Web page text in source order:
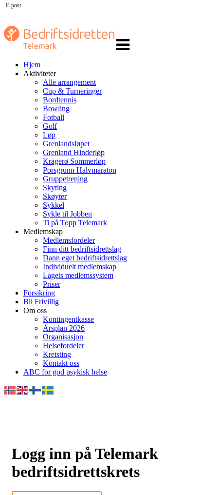
navigasjon
Hjem
Aktiviteter
Alle arrangement
Cup & Turneringer
Bordtennis
Bowling
Fotball
Golf
Løp
Grenlandsløpet
Grenland Hinderløp
Kragerø Sommerløp
Porsgrunn Halvmaraton
Gruppetrening
Skyting
Skøyter
Sykkel
Sykle til Jobben
Ti på Topp Telemark
Medlemskap
Medlemsfordeler
Finn ditt bedriftsidrettslag
Dann eget bedriftsidrettslag
Individuelt medlemskap
Lagets medlemssystem
Priser
Forsikring
Bli Frivillig
Om oss
Kontingentkasse
Årsplan 2026
Organisasjon
Helsefordeler
Kretsting
Kontakt oss
ABC for god psykisk helse
Logg inn på Telemark
bedriftsidrettskrets
E-post